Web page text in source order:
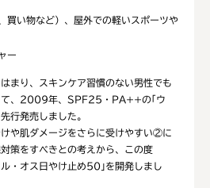
買い物など）、屋外での軽いスポーツや
ー
まり、スキンケア習慣のない男性でも
て、2009年、SPF25・PA++の｢ウ
行発売しました。
や肌ダメージをさらに受けやすい②に
策をすべきとの考えから、この度
オス日やけ止め50｣を開発しまし